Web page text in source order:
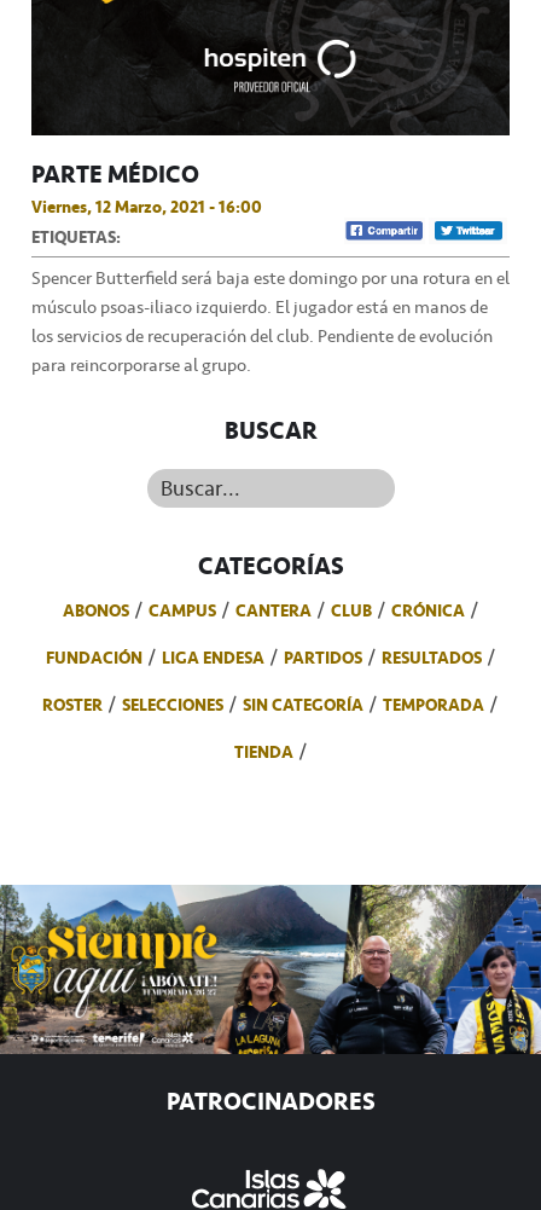
PARTE MÉDICO
Viernes, 12 Marzo, 2021 - 16:00
ETIQUETAS:
Spencer Butterfield será baja este domingo por una rotura en el
músculo psoas-iliaco izquierdo. El jugador está en manos de
los servicios de recuperación del club. Pendiente de evolución
para reincorporarse al grupo.
BUSCAR
Buscar...
CATEGORÍAS
ABONOS CAMPUS CANTERA CLUB
CRÓNICA
FUNDACIÓN
LIGA ENDESA PARTIDOS
RESULTADOS
ROSTER
SELECCIONES SIN CATEGORÍA
TEMPORADA
TIENDA
PATROCINADORES